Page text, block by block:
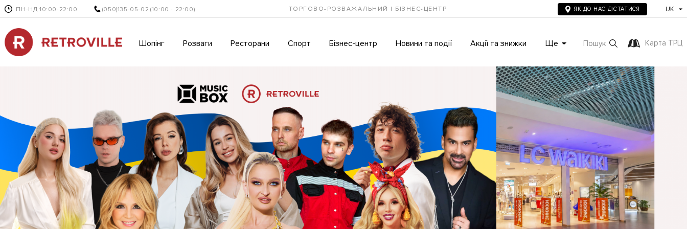
ПН-НД 10:00-22:00 (050)135-05-02 (10:00 - 22:00) ТОРГОВО-РОЗВАЖАЛЬНИЙ І БІЗНЕС-ЦЕНТР ЯК ДО НАС ДІСТАТИСЯ UK
Шопінг Розваги Ресторани Спорт Бізнес-центр Новини та події Акції та знижки Ще Пошук Карта ТРЦ